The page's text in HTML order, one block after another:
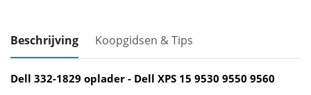
Beschrijving Koopgidsen & Tips
Dell 332-1829 oplader - Dell XPS 15 9530 9550 9560